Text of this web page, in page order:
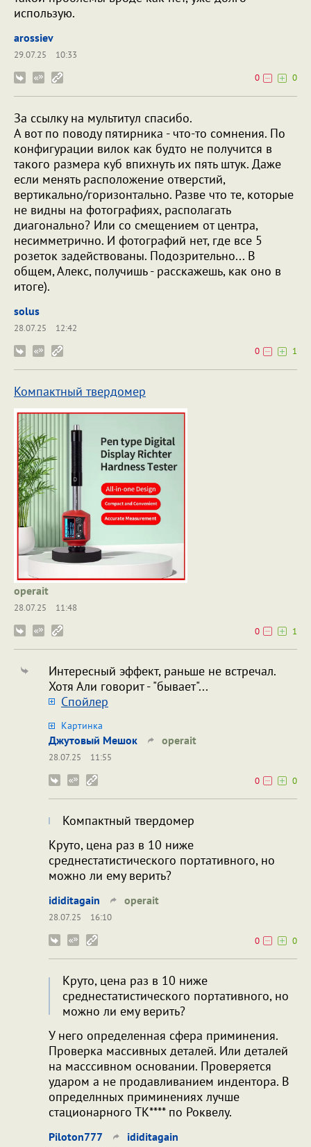
использую.
arossiev
29.07.25
10:33
0
0
За ссылку на мультитул спасибо.
А вот по поводу пятирника - что-то сомнения. По
конфигурации вилок как будто не получится в
такого размера куб впихнуть их пять штук. Даже
если менять расположение отверстий,
вертикально/горизонтально. Разве что те, которые
не видны на фотографиях, располагать
диагонально? Или со смещением от центра,
несимметрично. И фотографий нет, где все 5
розеток задействованы. Подозрительно... В
общем, Алекс, получишь - расскажешь, как оно в
итоге).
solus
28.07.25
12:42
0
1
Компактный твердомер
operait
28.07.25
11:48
0
1
Интересный эффект, раньше не встречал.
Хотя Али говорит - "бывает"...
Cпойлер
Картинка
Джутовый Мешок operait
28.07.25
11:55
0
0
Компактный твердомер
Круто, цена раз в 10 ниже
среднестатистического портативного, но
можно ли ему верить?
ididitagain operait
28.07.25
16:10
0
0
Круто, цена раз в 10 ниже
среднестатистического портативного, но
можно ли ему верить?
У него определенная сфера приминения.
Проверка массивных деталей. Или деталей
на масссивном основании. Проверяется
ударом а не продавливанием индентора. В
определнных приминениях лучше
стационарного ТК**** по Роквелу.
Piloton777 ididitagain